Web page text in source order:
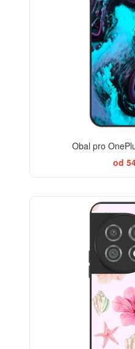
Obal pro
od